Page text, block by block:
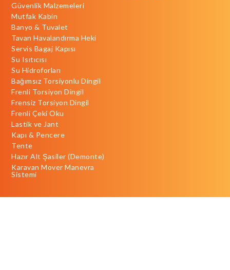
Güvenlik Malzemeleri
Mutfak Kabin
Banyo & Tuvalet
Tavan Havalandırma Heki
Servis Bagaj Kapısı
Su Isıtıcısı
Su Hidroforları
Bağımsız Torsiyonlu Dingil
Frenli Torsiyon Dingil
Frensiz Torsiyon Dingil
Frenli Çeki Oku
Lastik ve Jant
Kapı & Pencere
Tente
Hazır Alt Şasiler (Demonte)
Karavan Mover Manevra
Sistemi